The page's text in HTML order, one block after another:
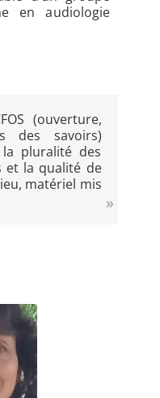
en audiologie
(ouverture,
des savoirs)
pluralité des
et la qualité de
matériel mis